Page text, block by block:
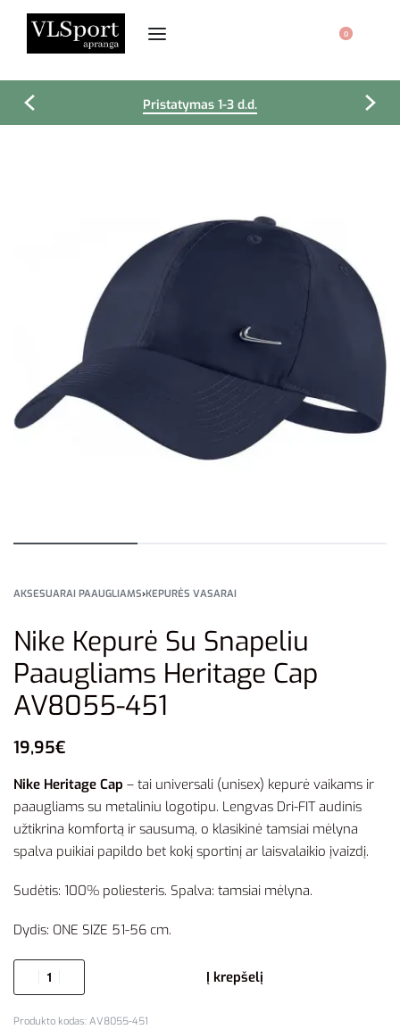
0
Pristatymas 1-3 d.d.
AKSESUARAI PAAUGLIAMS›KEPURĖS VASARAI
Nike Kepurė Su Snapeliu
Paaugliams Heritage Cap
AV8055-451
19,95€
Nike Heritage Cap – tai universali (unisex) kepurė vaikams ir
paaugliams su metaliniu logotipu. Lengvas Dri-FIT audinis
užtikrina komfortą ir sausumą, o klasikinė tamsiai mėlyna
spalva puikiai papildo bet kokį sportinį ar laisvalaikio įvaizdį.
Sudėtis: 100% poliesteris. Spalva: tamsiai mėlyna.
Dydis: ONE SIZE 51-56 cm.
Į krepšelį
AV8055-451